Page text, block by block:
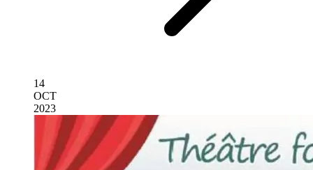
14
OCT
2023